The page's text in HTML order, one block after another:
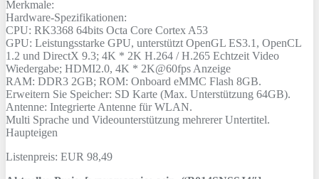
Merkmale:
Hardware-Spezifikationen:
CPU: RK3368 64bits Octa Core Cortex A53
GPU: Leistungsstarke GPU, unterstützt OpenGL ES3.1, OpenCL
1.2 und DirectX 9.3; 4K * 2K H.264 / H.265 Echtzeit Video
Wiedergabe; HDMI2.0, 4K * 2K@60fps Anzeige
RAM: DDR3 2GB; ROM: Onboard eMMC Flash 8GB.
Erweitern Sie Speicher: SD Karte (Max. Unterstützung 64GB).
Antenne: Integrierte Antenne für WLAN.
Multi Sprache und Videounterstützung mehrerer Untertitel.
Haupteigen
Listenpreis: EUR 98,49